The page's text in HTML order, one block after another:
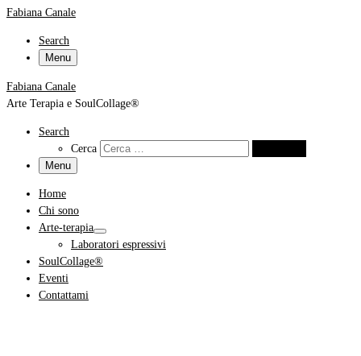
Fabiana Canale
Search
Menu
Fabiana Canale
Arte Terapia e SoulCollage®
Search
Cerca
Menu
Home
Chi sono
Arte-terapia
Laboratori espressivi
SoulCollage®
Eventi
Contattami